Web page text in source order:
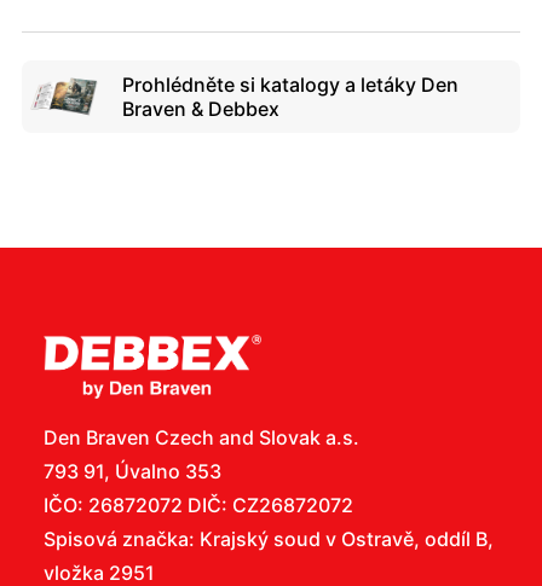
Prohlédněte si katalogy a letáky Den
Braven & Debbex
Den Braven Czech and Slovak a.s.
793 91, Úvalno 353
IČO: 26872072 DIČ: CZ26872072
Spisová značka: Krajský soud v Ostravě, oddíl B,
vložka 2951